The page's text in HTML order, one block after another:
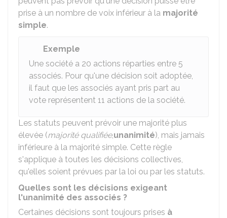
prise à un nombre de voix inférieur à la majorité
simple.
Exemple
Une société a 20 actions réparties entre 5
associés. Pour qu'une décision soit adoptée,
il faut que les associés ayant pris part au
vote représentent 11 actions de la société.
Les statuts peuvent prévoir une majorité plus
élevée (majorité qualifiée,unanimité), mais jamais
inférieure à la majorité simple. Cette règle
s'applique à toutes les décisions collectives,
qu'elles soient prévues par la loi ou par les statuts.
Quelles sont les décisions exigeant
l'unanimité des associés ?
Certaines décisions sont toujours prises à